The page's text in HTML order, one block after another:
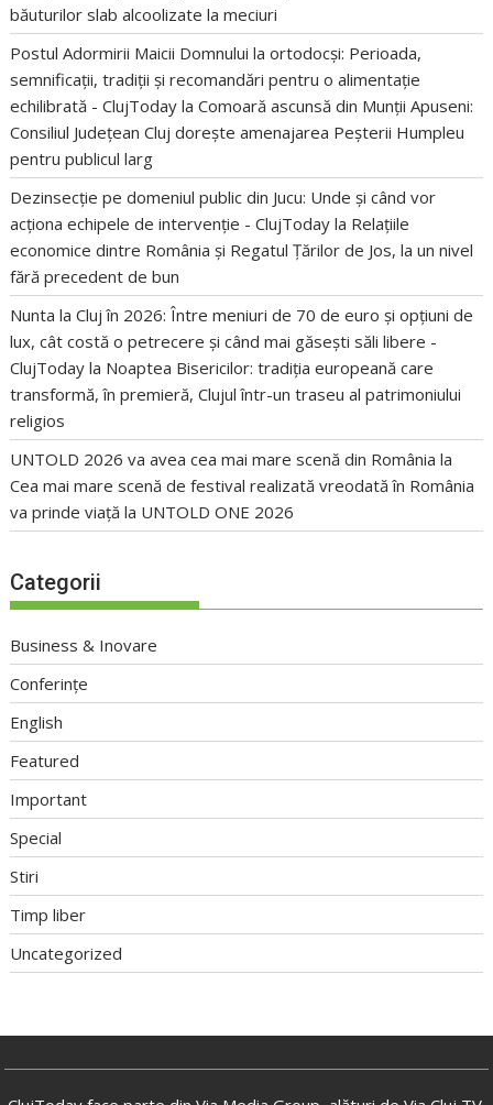
băuturilor slab alcoolizate la meciuri
Postul Adormirii Maicii Domnului la ortodocși: Perioada,
semnificații, tradiții și recomandări pentru o alimentație
echilibrată - ClujToday laComoară ascunsă din Munții Apuseni:
Consiliul Județean Cluj dorește amenajarea Peșterii Humpleu
pentru publicul larg
Dezinsecție pe domeniul public din Jucu: Unde și când vor
acționa echipele de intervenție - ClujToday la Relațiile
economice dintre România și Regatul Țărilor de Jos, la un nivel
fără precedent de bun
Nunta la Cluj în 2026: Între meniuri de 70 de euro și opțiuni de
lux, cât costă o petrecere și când mai găsești săli libere -
ClujToday la Noaptea Bisericilor: tradiția europeană care
transformă, în premieră, Clujul într-un traseu al patrimoniului
religios
UNTOLD 2026 va avea cea mai mare scenă din România la
Cea mai mare scenă de festival realizată vreodată în România
va prinde viață la UNTOLD ONE 2026
Categorii
Business & Inovare
Conferințe
English
Featured
Important
Special
Stiri
Timp liber
Uncategorized